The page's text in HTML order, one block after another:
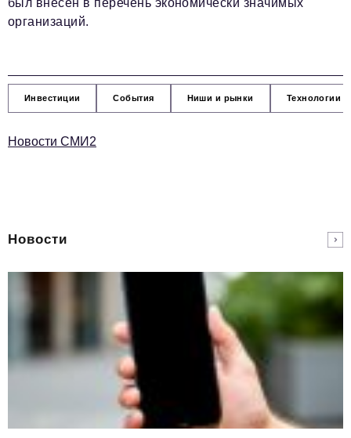
был внесен в перечень экономически значимых
организаций.
Инвестиции События Ниши и рынки Технологии
Новости СМИ2
Новости